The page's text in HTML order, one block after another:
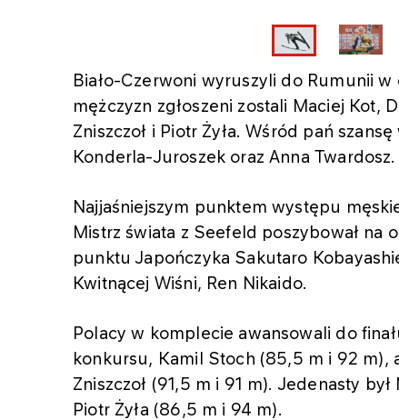
Biało-Czerwoni wyruszyli do Rumunii
mężczyzn zgłoszeni zostali Maciej Kot,
Zniszczoł i Piotr Żyła. Wśród pań
Konderla-Juroszek oraz Anna Twardosz.
Najjaśniejszym punktem występu
Mistrz świata z Seefeld poszybował na
punktu Japończyka Sakutaro
Kwitnącej Wiśni, Ren Nikaido.
Polacy w komplecie awansowali do
konkursu, Kamil Stoch (85,5 m i 92 m),
Zniszczoł (91,5 m i 91 m). Jedenasty
Piotr Żyła (86,5 m i 94 m).